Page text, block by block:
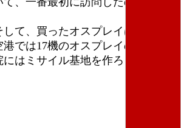
て、買ったオスプレイは２０２
では17機のオスプレイの配備の
はミサイル基地を作ろうとして